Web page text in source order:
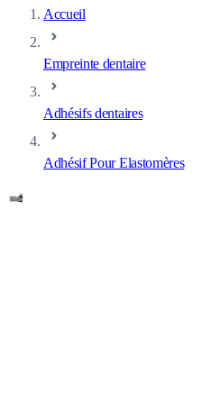
Accueil
Empreinte dentaire
Adhésifs dentaires
Adhésif Pour Elastomères